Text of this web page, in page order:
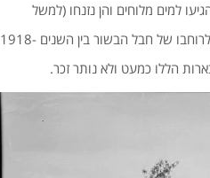
למים מלוחים והן נזנחו (למשל
, שפעלה לרוחבו של חבל הבשור בין השנים 1918-